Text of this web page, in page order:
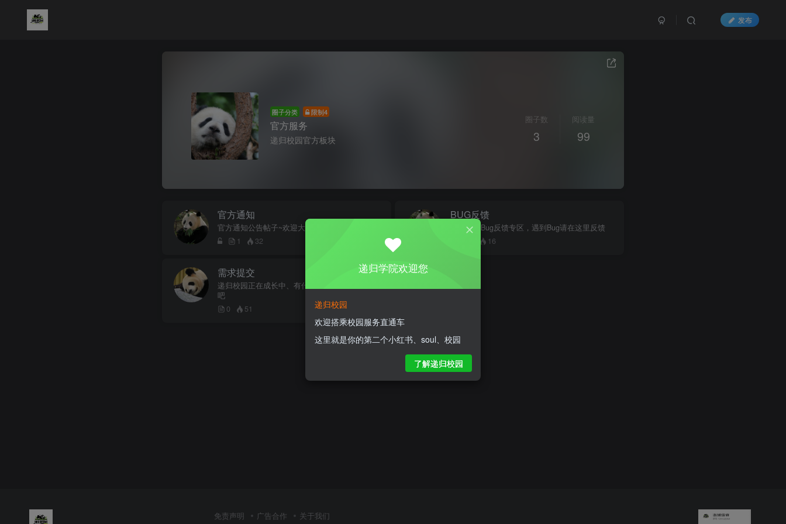
发布
圈子分类 限制4
官方服务
递归校园官方板块
圈子数
3
阅读量
99
官方通知
官方通知公告帖子~欢迎大家关注递归学院
1
32
BUG反馈
递归校园Bug反馈专区，遇到Bug请在这里反馈
16
需求提交
递归校园正在成长中、有什么好点子，一起聊聊
吧
0
51
免责声明 广告合作 关于我们
递归学院欢迎您
递归校园
欢迎搭乘校园服务直通车
这里就是你的第二个小红书、soul、校园
了解递归校园